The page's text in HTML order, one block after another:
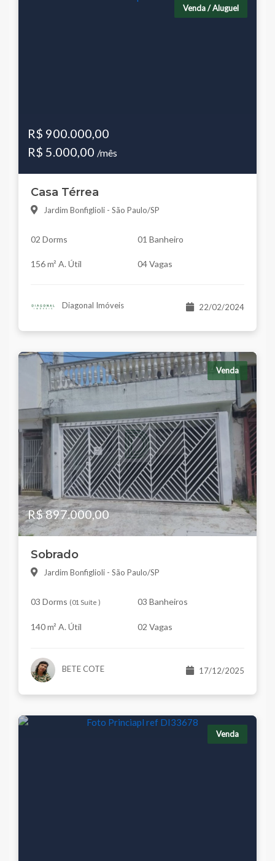
Venda / Aluguel
R$ 900.000,00
R$ 5.000,00 /mês
Casa Térrea
Jardim Bonfiglioli - São Paulo/SP
02 Dorms 01 Banheiro
156 m² A. Útil 04 Vagas
Diagonal Imóveis 22/02/2024
Venda
R$ 897.000,00
Sobrado
Jardim Bonfiglioli - São Paulo/SP
03 Dorms (01 Suíte ) 03 Banheiros
140 m² A. Útil 02 Vagas
BETE COTE 17/12/2025
Venda